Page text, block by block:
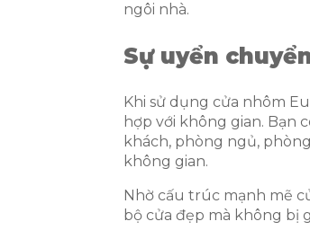
ngôi nhà.
Sự uyển
Khi sử dụng cửa nhôm
hợp với không gian. Bạn
khách, phòng ngủ,
không gian.
Nhờ cấu trúc mạnh mẽ
bộ cửa đẹp mà không bị